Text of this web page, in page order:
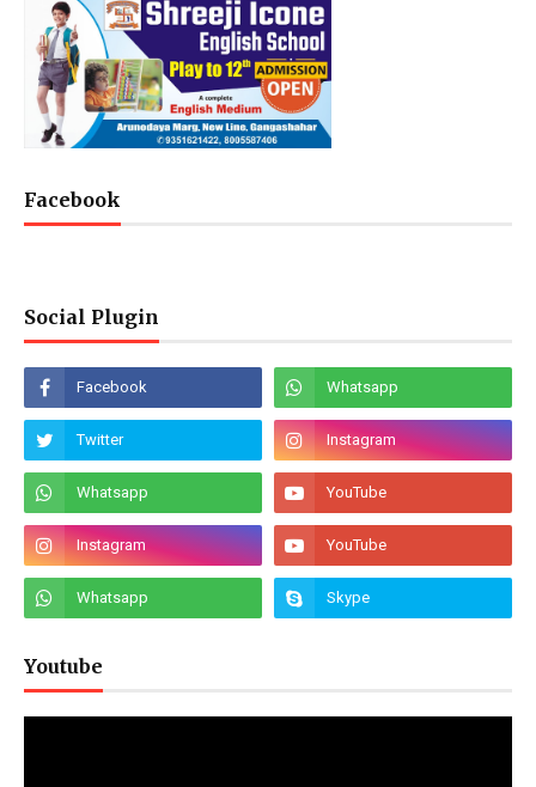
Facebook
Social Plugin
Youtube